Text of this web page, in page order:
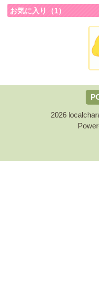
お気に入り（1）
2026